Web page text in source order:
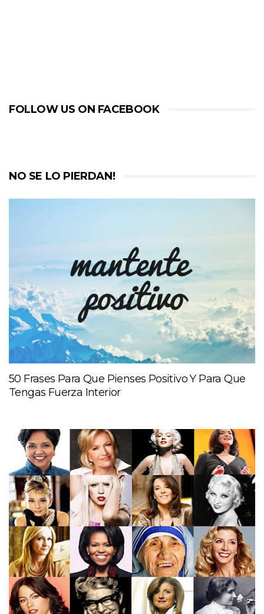
FOLLOW US ON FACEBOOK
NO SE LO PIERDAN!
50 Frases Para Que Pienses Positivo Y Para Que
Tengas Fuerza Interior